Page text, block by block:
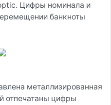
Цифры номинала и
банкноты
металлизированная
отпечатаны цифры